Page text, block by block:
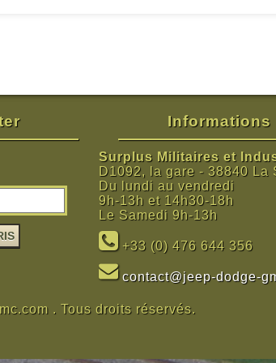
Informations
Surplus Militaires et
D1092, la gare - 38840 La
Du lundi au vendredi
9h-13h et 14h30-18h
Le Samedi 9h-13h
+33 (0) 476 644 356
contact@jeep-dodge-
. Tous droits réservés.